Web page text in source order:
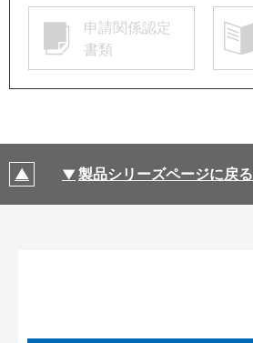
申請関係認定
書類
製品シリーズページに戻る